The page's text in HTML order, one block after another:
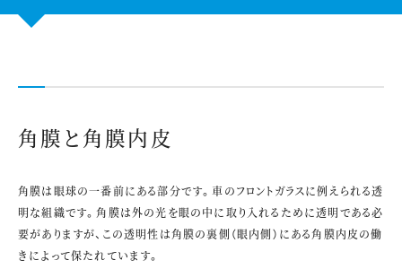
角膜と角膜内皮
角膜は眼球の一番前にある部分です。車のフロントガラスに例えられる透
明な組織です。角膜は外の光を眼の中に取り入れるために透明である必
要がありますが、この透明性は角膜の裏側（眼内側）にある角膜内皮の働
きによって保たれています。